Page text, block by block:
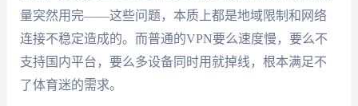
量突然用完——这些问题，本质上都是地域限制和网络
连接不稳定造成的。而普通的VPN要么速度慢，要么不
支持国内平台，要么多设备同时用就掉线，根本满足不
了体育迷的需求。